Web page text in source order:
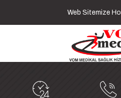
Web Sitemize